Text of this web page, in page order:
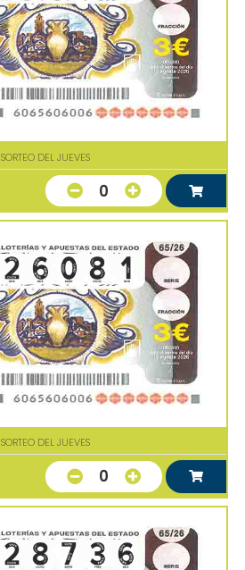
SORTEO DEL JUEVES
0
SORTEO DEL JUEVES
0